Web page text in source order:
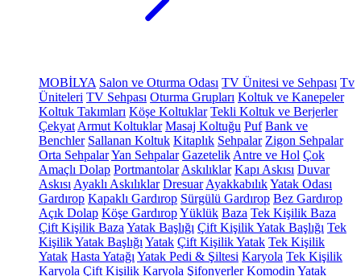
MOBİLYA Salon ve Oturma Odası TV Ünitesi ve Sehpası Tv
Üniteleri TV Sehpası Oturma Grupları Koltuk ve Kanepeler
Koltuk Takımları Köşe Koltuklar Tekli Koltuk ve Berjerler
Çekyat Armut Koltuklar Masaj Koltuğu Puf Bank ve
Benchler Sallanan Koltuk Kitaplık Sehpalar Zigon Sehpalar
Orta SehpalarYan Sehpalar Gazetelik Antre ve Hol Çok
Amaçlı Dolap Portmantolar Askılıklar Kapı Askısı Duvar
Askısı Ayaklı Askılıklar Dresuar AyakkabılıkYatak Odası
Gardırop Kapaklı Gardırop Sürgülü Gardırop Bez Gardırop
Açık Dolap Köşe GardıropYüklük Baza Tek Kişilik Baza
Çift Kişilik Baza Yatak Başlığı Çift Kişilik Yatak Başlığı Tek
Kişilik Yatak Başlığı Yatak Çift Kişilik Yatak Tek Kişilik
Yatak Hasta Yatağı Yatak Pedi & Şiltesi Karyola Tek Kişilik
Karyola Çift Kişilik Karyola Şifonyerler Komodin Yatak